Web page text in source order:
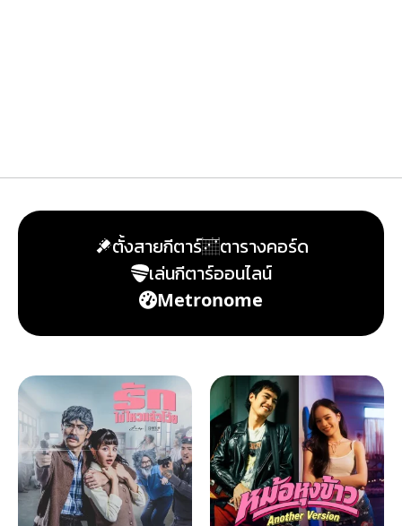
ตั้งสายกีตาร์
ตารางคอร์ด
เล่นกีตาร์ออนไลน์
Metronome